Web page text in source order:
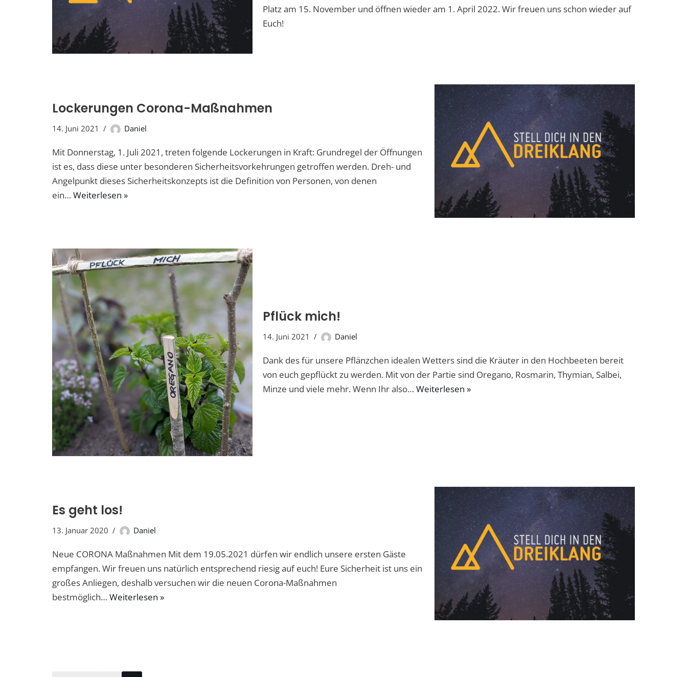
Platz am 15. November und öffnen wieder am 1. April 2022. Wir freuen uns schon wieder auf
Euch!
Lockerungen Corona-Maßnahmen
14. Juni 2021 Daniel
Mit Donnerstag, 1. Juli 2021, treten folgende Lockerungen in Kraft: Grundregel der Öffnungen
ist es, dass diese unter besonderen Sicherheitsvorkehrungen getroffen werden. Dreh- und
Angelpunkt dieses Sicherheitskonzepts ist die Definition von Personen, von denen
ein… Weiterlesen »
Pflück mich!
14. Juni 2021 Daniel
Dank des für unsere Pflänzchen idealen Wetters sind die Kräuter in den Hochbeeten bereit
von euch gepflückt zu werden. Mit von der Partie sind Oregano, Rosmarin, Thymian, Salbei,
Minze und viele mehr. Wenn Ihr also… Weiterlesen »
Es geht los!
13. Januar 2020 Daniel
Neue CORONA Maßnahmen Mit dem 19.05.2021 dürfen wir endlich unsere ersten Gäste
empfangen. Wir freuen uns natürlich entsprechend riesig auf euch! Eure Sicherheit ist uns ein
großes Anliegen, deshalb versuchen wir die neuen Corona-Maßnahmen
bestmöglich… Weiterlesen »